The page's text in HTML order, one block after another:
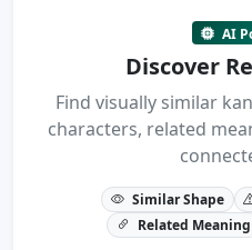
AI
Discover
Find visually similar
characters, related
Similar Shape
Related Meaning